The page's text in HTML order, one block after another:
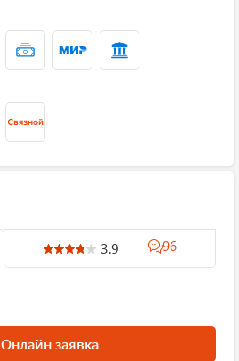
3.9 96
Онлайн заявка